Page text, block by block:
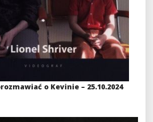
o Kevinie – 25.10.2024